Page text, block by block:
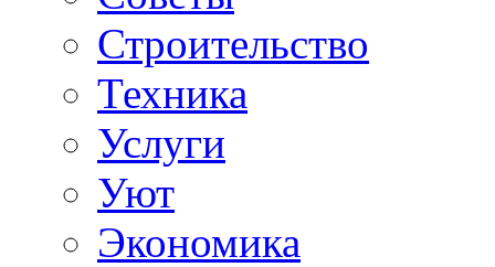
Строительство
Техника
Услуги
Уют
Экономика